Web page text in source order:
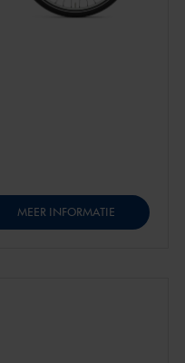
MEER INFORMATIE